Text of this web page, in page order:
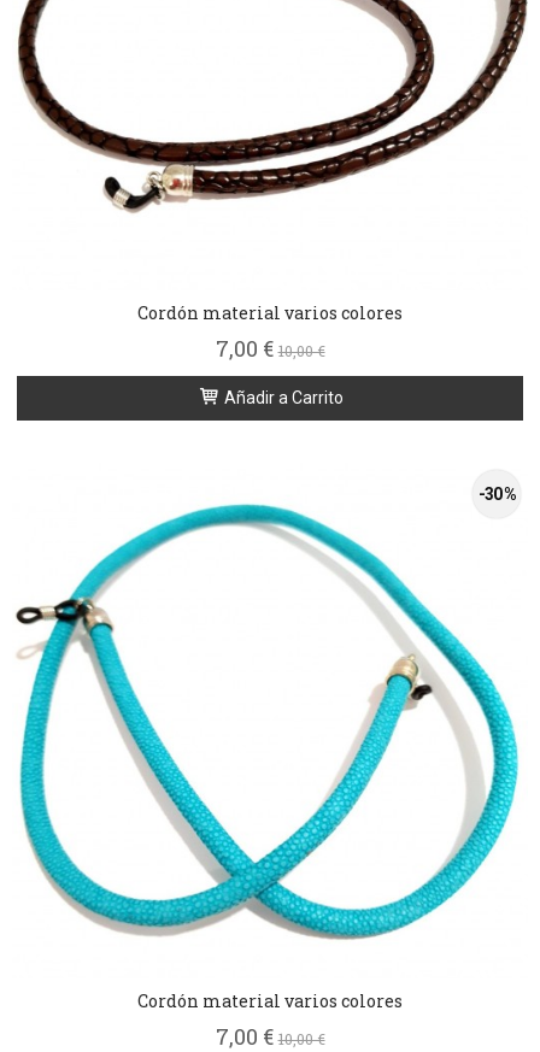
Cordón material varios colores
7,00 €10,00 €
Añadir a Carrito
-30 %
Cordón material varios colores
7,00 €10,00 €